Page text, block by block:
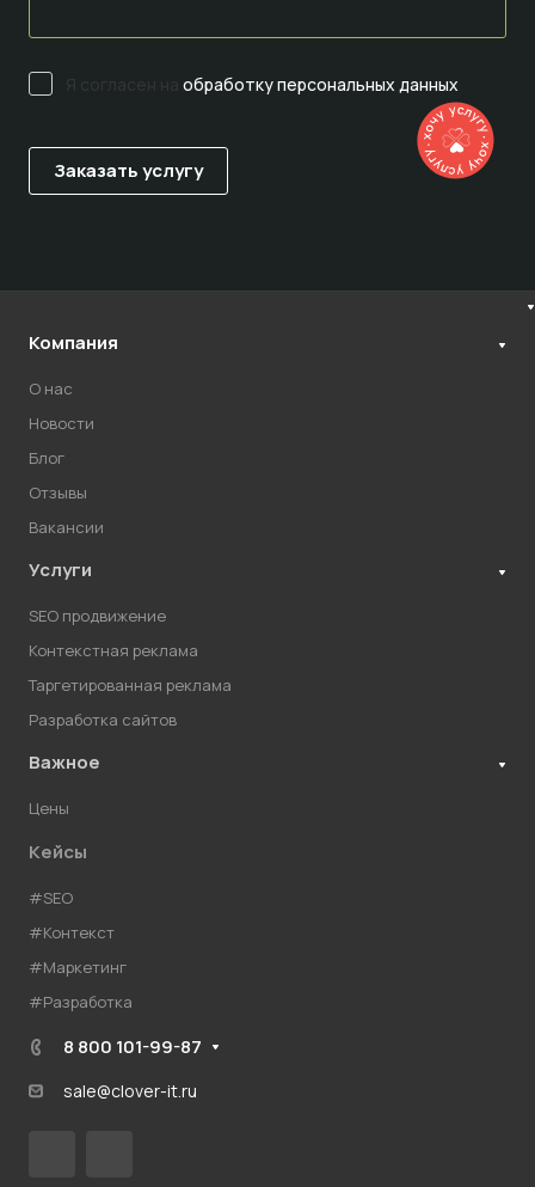
Я согласен на обработку персональных данных
Компания
О нас
Новости
Блог
Отзывы
Вакансии
Услуги
SEO продвижение
Контекстная реклама
Таргетированная реклама
Разработка сайтов
Важное
Цены
Кейсы
#SEO
#Контекст
#Маркетинг
#Разработка
8 800 101-99-87
sale@clover-it.ru